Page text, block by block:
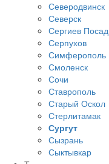
Северодвинск
Северск
Сергиев Посад
Серпухов
Симферополь
Смоленск
Сочи
Ставрополь
Старый Оскол
Стерлитамак
Сургут
Сызрань
Сыктывкар